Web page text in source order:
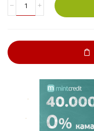
.